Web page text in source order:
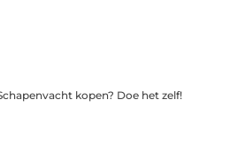
kopen? Doe het zelf!